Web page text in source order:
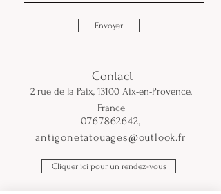
Envoyer
Contact
2 rue de la Paix, 13100 Aix-en-Provence,
France
0767862642,
antigonetatouages@outlook.fr
Cliquer ici pour un rendez-vous